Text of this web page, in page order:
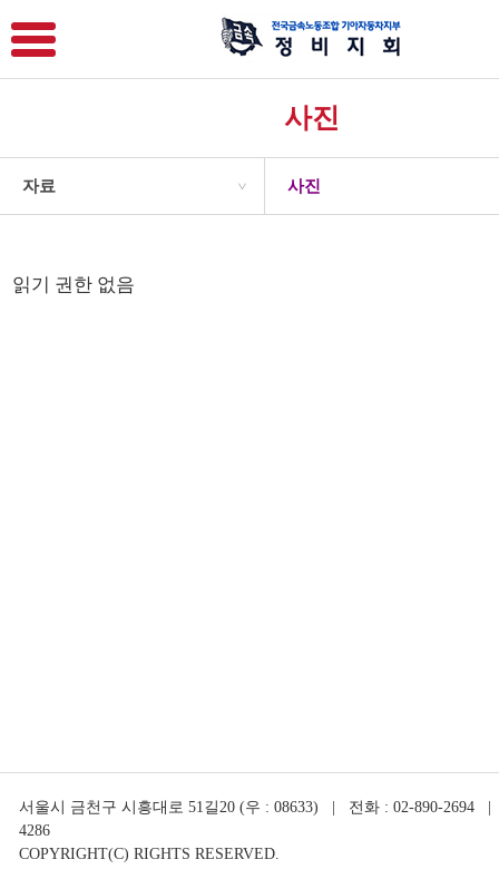
사진
자료 > 사진
읽기 권한 없음
서울시 금천구 시흥대로 51길20 (우 : 08633) | 전화 : 02-890-2694 |
4286
COPYRIGHT(C) RIGHTS RESERVED.